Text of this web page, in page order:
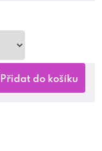
Přidat do košíku